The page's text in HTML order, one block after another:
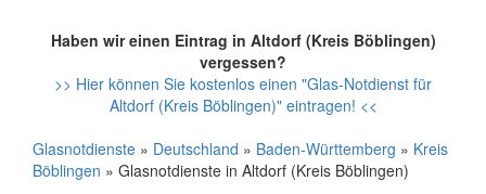
Haben wir einen Eintrag in Altdorf (Kreis Böblingen)
vergessen?
>> Hier können Sie kostenlos einen "Glas-Notdienst für
Altdorf (Kreis Böblingen)" eintragen! <<
Glasnotdienste » Deutschland » Baden-Württemberg » Kreis
Böblingen » Glasnotdienste in Altdorf (Kreis Böblingen)